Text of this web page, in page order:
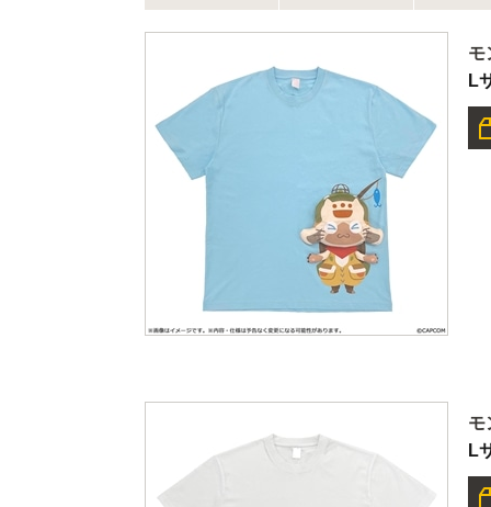
モ
L
モ
L